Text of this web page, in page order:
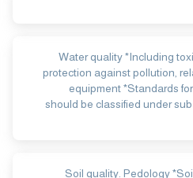
Water quality *Including
protection against pollution,
equipment *Standards
should be classified under
Soil quality. Pedology